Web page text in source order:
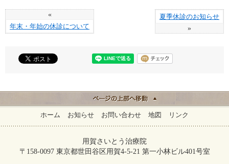
«
年末・年始の休診について
夏季休診のお知らせ
»
ホーム お知らせ お問い合わせ 地図 リンク
用賀さいとう治療院
〒158-0097 東京都世田谷区用賀4-5-21 第一小林ビル401号室